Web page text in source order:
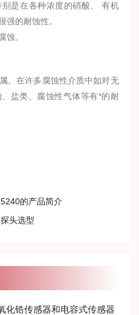
是在各种浓度的硝酸、 有机
强的耐蚀性。
蚀。
。在许多腐蚀性介质中如对无
盐类、腐蚀性气体等有*的耐
的产品简介
头选型
化锆传感器和电容式传感器